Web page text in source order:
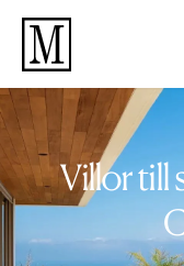
Villor till